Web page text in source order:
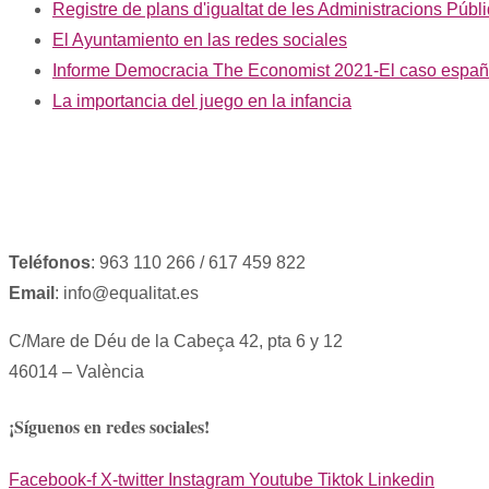
Registre de plans d'igualtat de les Administracions
El Ayuntamiento en las redes sociales
Informe Democracia The Economist 2021-El caso
La importancia del juego en la infancia
Teléfonos: 963 110 266 / 617 459 822
Email : info@equalitat.es
C/Mare de Déu de la Cabeça 42, pta 6 y 12
46014 – València
¡Síguenos en redes sociales!
Facebook-f X-twitter Instagram Youtube Tiktok Linkedin